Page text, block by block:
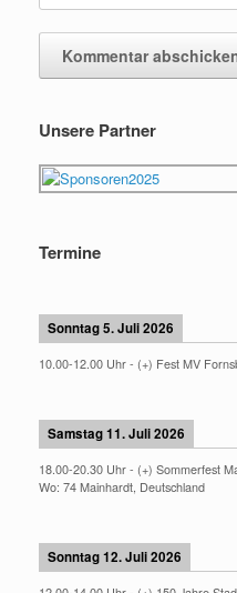
Unsere Partner
Termine
Sonntag 5. Juli 2026
10.00-12.00 Uhr - (+) Fest MV
Samstag 11. Juli 2026
18.00-20.30 Uhr - (+) Sommerfest
Wo: 74 Mainhardt, Deutschland
Sonntag 12. Juli 2026